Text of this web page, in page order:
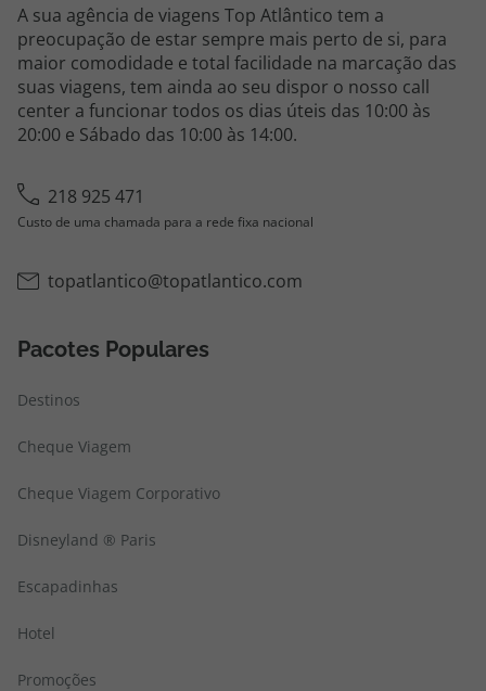
A sua agência de viagens Top Atlântico tem a
preocupação de estar sempre mais perto de si, para
maior comodidade e total facilidade na marcação das
suas viagens, tem ainda ao seu dispor o nosso call
center a funcionar todos os dias úteis das 10:00 às
20:00 e Sábado das 10:00 às 14:00.
218 925 471
Custo de uma chamada para a rede fixa nacional
topatlantico@topatlantico.com
Pacotes Populares
Destinos
Cheque Viagem
Cheque Viagem Corporativo
Disneyland ® Paris
Escapadinhas
Hotel
Promoções